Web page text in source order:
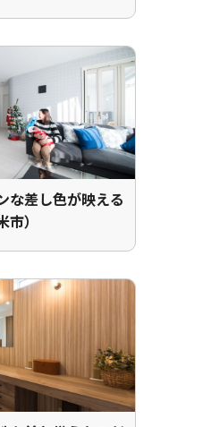
な差し色が映える
）